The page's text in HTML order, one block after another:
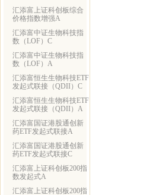
汇添富上证科创板综合
价格指数增强A
汇添富中证生物科技指
数（LOF）C
汇添富中证生物科技指
数（LOF）A
汇添富恒生生物科技ETF
发起式联接（QDII）C
汇添富恒生生物科技ETF
发起式联接（QDII）A
汇添富国证港股通创新
药ETF发起式联接A
汇添富国证港股通创新
药ETF发起式联接C
汇添富上证科创板200指
数发起式A
汇添富上证科创板200指